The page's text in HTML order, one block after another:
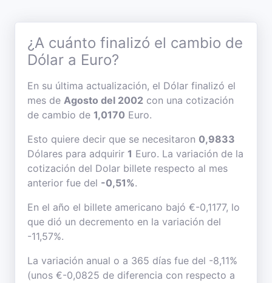
¿A cuánto finalizó el cambio de
Dólar a Euro?
En su última actualización, el Dólar finalizó el
mes de Agosto del 2002 con una cotización
de cambio de 1,0170 Euro.
Esto quiere decir que se necesitaron 0,9833
Dólares para adquirir 1 Euro. La variación de la
cotización del Dolar billete respecto al mes
anterior fue del -0,51%.
En el año el billete americano bajó €-0,1177, lo
que dió un decremento en la variación del
-11,57%.
La variación anual o a 365 días fue del -8,11%
(unos €-0,0825 de diferencia con respecto a